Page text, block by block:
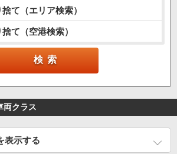
て（エリア検索）
て（空港検索）
両クラス
表示する